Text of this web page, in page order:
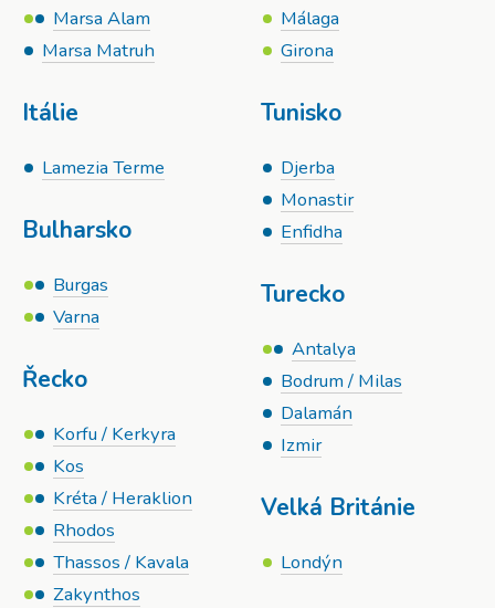
Marsa Alam
Marsa Matruh
Itálie
Lamezia Terme
Bulharsko
Burgas
Varna
Řecko
Korfu / Kerkyra
Kos
Kréta / Heraklion
Rhodos
Thassos / Kavala
Zakynthos
Málaga
Girona
Tunisko
Djerba
Monastir
Enfidha
Turecko
Antalya
Bodrum / Milas
Dalamán
Izmir
Velká Británie
Londýn